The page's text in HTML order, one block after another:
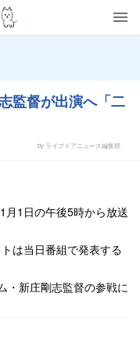
監督が出演へ「二
by ライブドアニュース編集部
月1日の午後5時から放送
は当日番組で発表する
・新庄剛志監督の参戦に